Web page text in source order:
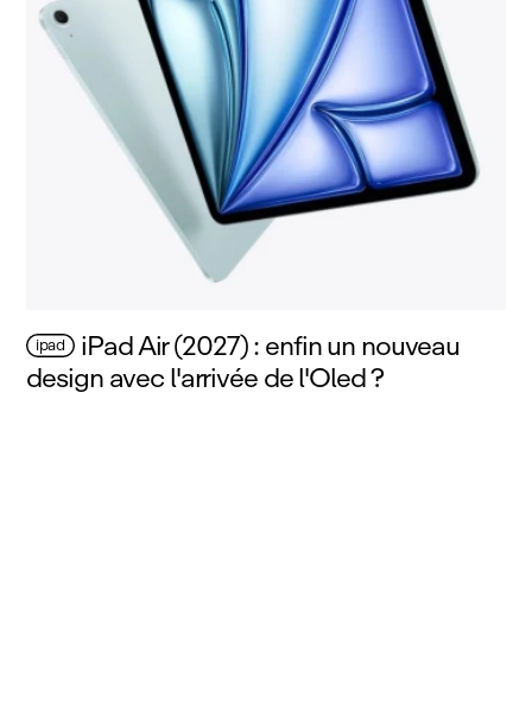
ipad iPad Air (2027) : enfin un nouveau
design avec l'arrivée de l'Oled ?